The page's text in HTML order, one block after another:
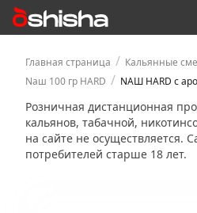
Главная страница / Кальянные
Nаш 100 гр HARD / NАШ HARD с
Розничная дистанционная
кальянов, табачной,
на сайте не осуществляется.
потребителей старше 18 лет.